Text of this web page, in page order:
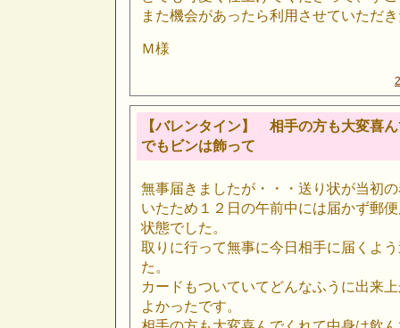
また機会があったら利用させていただ
Ｍ様
【バレンタイン】 相手の方も大変喜
でもビンは飾って
無事届きましたが・・・送り状が当初
いたため１２日の午前中には届かず郵
状態でした。
取りに行って無事に今日相手に届くよ
た。
カードもついていてどんなふうに出来
よかったです。